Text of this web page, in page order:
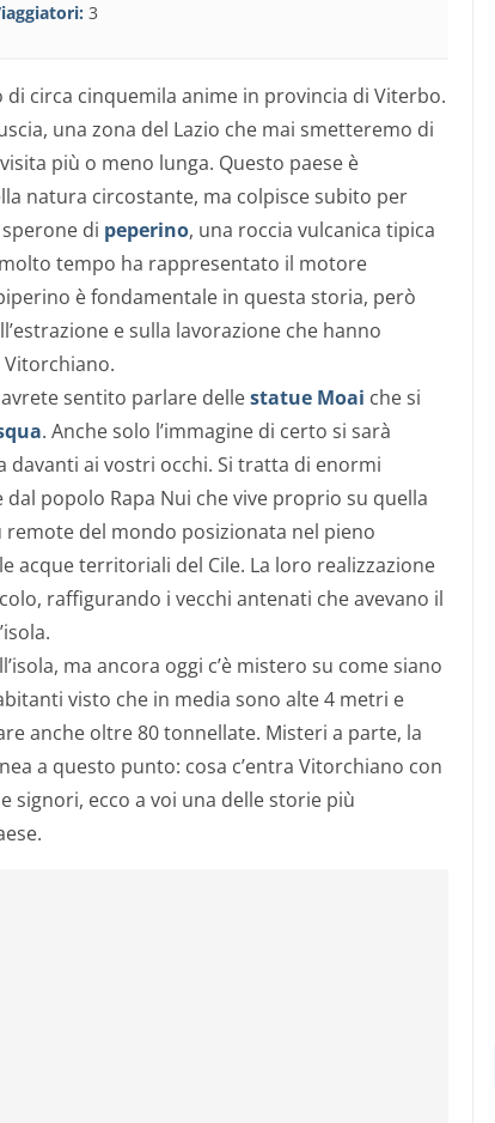
3
di circa cinquemila anime in provincia di Viterbo.
una zona del Lazio che mai smetteremo di
più o meno lunga. Questo paese è
natura circostante, ma colpisce subito per
di peperino, una roccia vulcanica tipica
tempo ha rappresentato il motore
è fondamentale in questa storia, però
e sulla lavorazione che hanno
sentito parlare dellestatue Moai che si
. Anche solo l’immagine di certo si sarà
davanti ai vostri occhi. Si tratta di enormi
popolo Rapa Nui che vive proprio su quella
remote del mondo posizionata nel pieno
acque territoriali del Cile. La loro realizzazione
raffigurando i vecchi antenati che avevano il
ma ancora oggi c’è mistero su come siano
visto che in media sono alte 4 metri e
anche oltre 80 tonnellate. Misteri a parte, la
a questo punto: cosa c’entra Vitorchiano con
signori, ecco a voi una delle storie più